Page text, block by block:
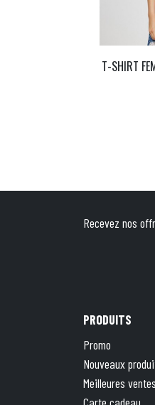
T-SHIRT
Recevez nos
PRODUITS
Promo
Nouveaux
Meilleures ventes